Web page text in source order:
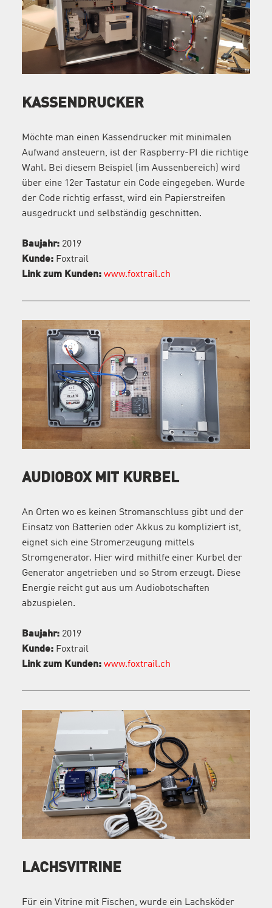
KASSENDRUCKER
Möchte man einen Kassendrucker mit minimalen
Aufwand ansteuern, ist der Raspberry-PI die richtige
Wahl. Bei diesem Beispiel (im Aussenbereich) wird
über eine 12er Tastatur ein Code eingegeben. Wurde
der Code richtig erfasst, wird ein Papierstreifen
ausgedruckt und selbständig geschnitten.
Baujahr:2019
Kunde:Foxtrail
Link zum Kunden: www.foxtrail.ch
AUDIOBOX MIT KURBEL
An Orten wo es keinen Stromanschluss gibt und der
Einsatz von Batterien oder Akkus zu kompliziert ist,
eignet sich eine Stromerzeugung mittels
Stromgenerator. Hier wird mithilfe einer Kurbel der
Generator angetrieben und so Strom erzeugt. Diese
Energie reicht gut aus um Audiobotschaften
abzuspielen.
Baujahr:2019
Kunde:Foxtrail
Link zum Kunden: www.foxtrail.ch
LACHSVITRINE
Für ein Vitrine mit Fischen, wurde ein Lachsköder